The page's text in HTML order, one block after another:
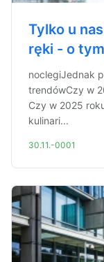
Tylko u
ręki - o
noclegiJednak
trendówCzy w
Czy w 2025
kulinari...
30.11.-0001